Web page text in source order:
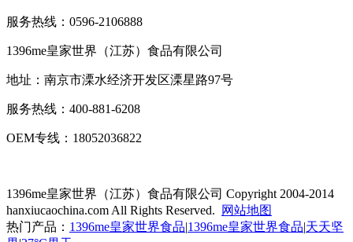
服务热线：0596-2106888
1396me皇家世界（江苏）食品有限公司
地址：南京市溧水经济开发区溧星路97号
服务热线：400-881-6208
OEM专线：18052036822
1396me皇家世界（江苏）食品有限公司 Copyright 2004-2014
hanxiucaochina.com All Rights Reserved.
网站地图
热门产品： 1396me皇家世界食品|1396me皇家世界食品|天天坚